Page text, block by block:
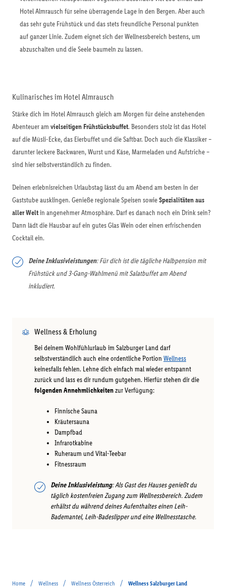
Hotel Almrausch für seine überragende Lage in den Bergen. Aber auch
das sehr gute Frühstück und das stets freundliche Personal punkten
auf ganzer Linie. Zudem eignet sich der Wellnessbereich bestens, um
abzuschalten und die Seele baumeln zu lassen.
Kulinarisches im Hotel Almrausch
Stärke dich im Hotel Almrausch gleich am Morgen für deine anstehenden
Abenteuer am vielseitigen Frühstücksbuffet. Besonders stolz ist das Hotel
auf die Müsli-Ecke, das Eierbuffet und die Saftbar. Doch auch die Klassiker –
darunter leckere Backwaren, Wurst und Käse, Marmeladen und Aufstriche –
sind hier selbstverständlich zu finden.
Deinen erlebnisreichen Urlaubstag lässt du am Abend am besten in der
Gaststube ausklingen. Genieße regionale Speisen sowieSpezialitäten aus
aller Weltin angenehmer Atmosphäre. Darf es danach noch ein Drink sein?
Dann lädt die Hausbar auf ein gutes Glas Wein oder einen erfrischenden
Cocktail ein.
Deine Inklusivleistungen: Für dich ist die tägliche Halbpension mit
Frühstück und 3-Gang-Wahlmenü mit Salatbuffet am Abend
inkludiert.
Wellness & Erholung
Bei deinem Wohlfühlurlaub im Salzburger Land darf
selbstverständlich auch eine ordentliche Portion Wellness
keinesfalls fehlen. Lehne dich einfach mal wieder entspannt
zurück und lass es dir rundum gutgehen. Hierfür stehen dir die
folgenden Annehmlichkeitenzur Verfügung:
Finnische Sauna
Kräutersauna
Dampfbad
Infrarotkabine
Ruheraum und Vital-Teebar
Fitnessraum
Deine Inklusivleistung: Als Gast des Hauses genießt du
täglich kostenfreien Zugang zum Wellnessbereich. Zudem
erhältst du während deines Aufenthaltes einen Leih-
Bademantel, Leih-Badeslipper und eine Wellnesstasche.
Home / Wellness / Wellness Österreich / Wellness Salzburger Land